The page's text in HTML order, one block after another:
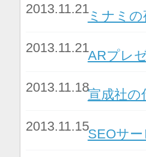
2013.11.21ミナミの
2013.11.21ARプレ
2013.11.18宣成社の
2013.11.15SEOサー